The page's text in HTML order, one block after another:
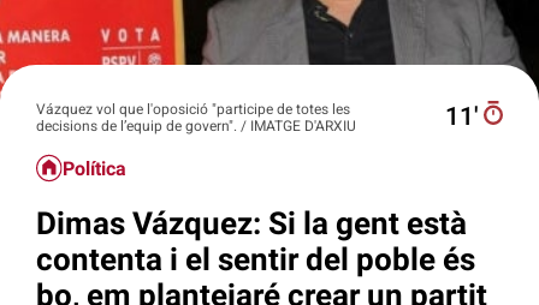
Vázquez vol que l'oposició "participe de totes les
decisions de l’equip de govern". / IMATGE D'ARXIU
11′
Política
Dimas Vázquez: Si la gent està
contenta i el sentir del poble és
bo, em plantejaré crear un partit